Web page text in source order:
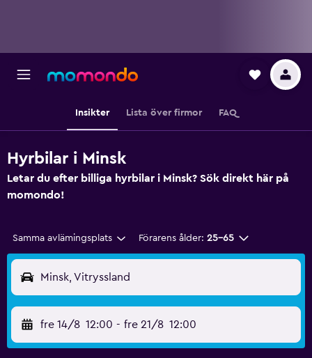
Insikter Lista över firmor FAQ
Hyrbilar i Minsk
Letar du efter billiga hyrbilar i Minsk? Sök direkt här på
momondo!
Samma avlämingsplats Förarens ålder: 25-65
Minsk, Vitryssland
fre 14/8 12:00 - fre 21/8 12:00